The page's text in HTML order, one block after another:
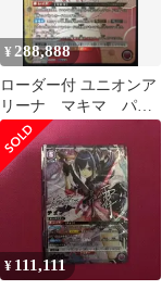
¥ 288,888
ローダー付 ユニオンア
リーナ マキマ パラ
レル SR★★★ チェン
ソーマン 星3
¥ 111,111